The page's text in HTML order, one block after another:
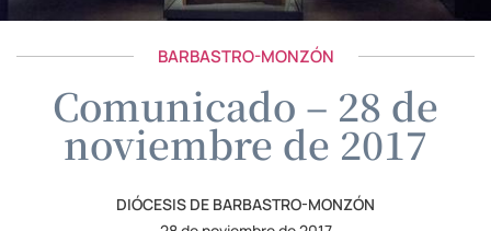
BARBASTRO-MONZÓN
Comunicado – 28 de
noviembre de 2017
DIÓCESIS DE BARBASTRO-MONZÓN